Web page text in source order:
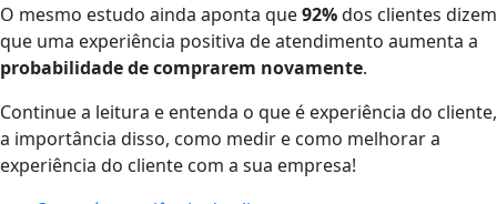
O mesmo estudo ainda aponta que92%dos clientes dizem
que uma experiência positiva de atendimento aumenta a
probabilidade de comprarem novamente.
Continue a leitura e entenda o que é experiência do cliente,
a importância disso, como medir e como melhorar a
experiência do cliente com a sua empresa!